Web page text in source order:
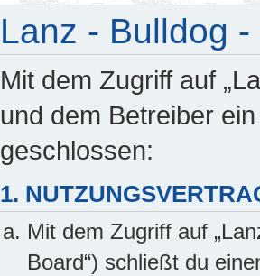
Lanz - Bulldog
Mit dem Zugriff auf
und dem Betreiber
geschlossen:
1.
Mit dem Zugriff auf
Board“) schließt du